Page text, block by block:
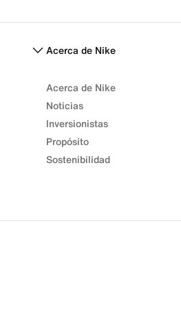
Acerca de Nike
Acerca de Nike
Noticias
Inversionistas
Propósito
Sostenibilidad